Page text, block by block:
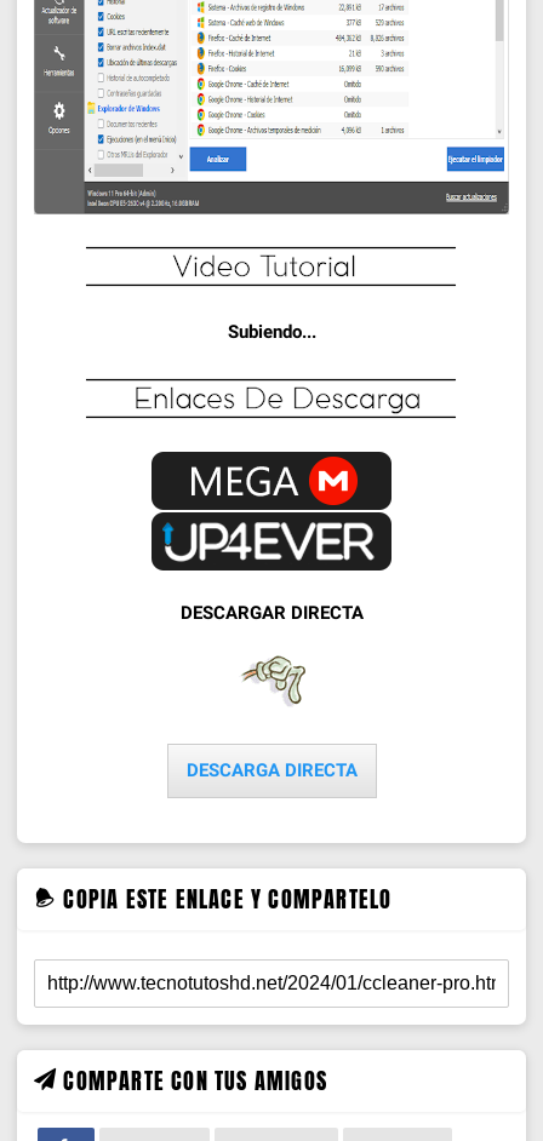
Subiendo...
DESCARGAR DIRECTA
DESCARGA DIRECTA
COPIA ESTE ENLACE Y COMPARTELO
COMPARTE CON TUS AMIGOS